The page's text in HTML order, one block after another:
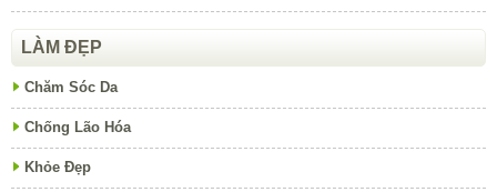
LÀM ĐẸP
Chăm Sóc Da
Chống Lão Hóa
Khỏe Đẹp